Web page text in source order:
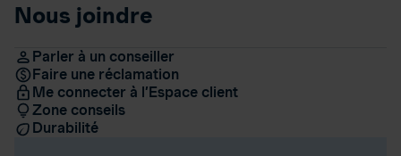
Nous joindre
Parler à un conseiller
Faire une réclamation
Me connecter à l’Espace client
Zone conseils
Durabilité